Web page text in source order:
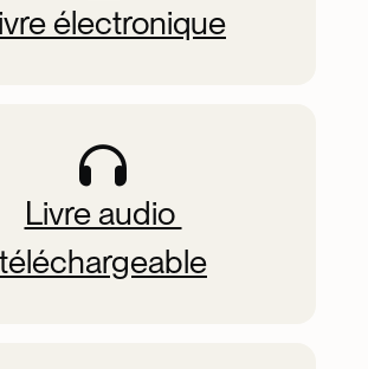
électronique
Livre audio
téléchargeable